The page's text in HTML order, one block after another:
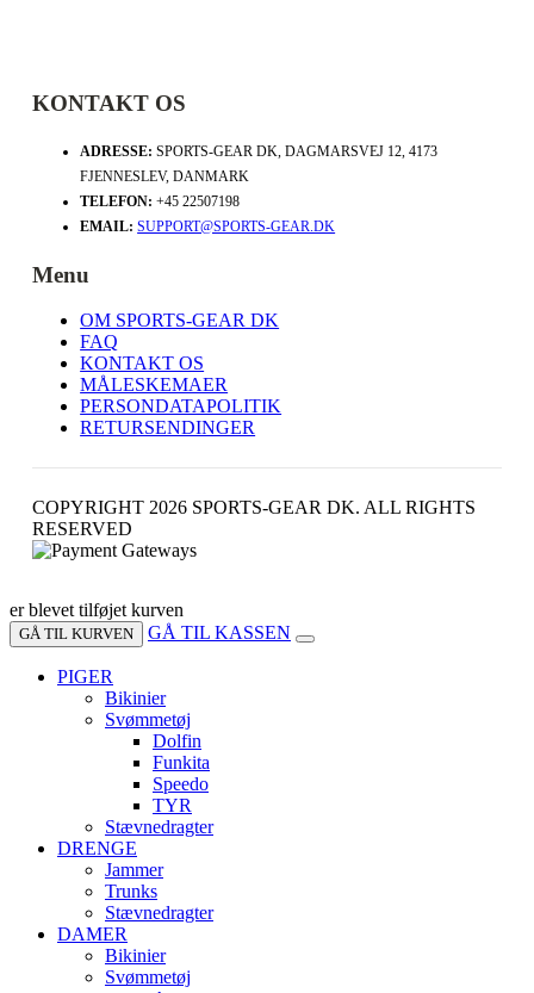
KONTAKT OS
ADRESSE: SPORTS-GEAR DK, DAGMARSVEJ 12, 4173
FJENNESLEV, DANMARK
TELEFON: +45 22507198
EMAIL: SUPPORT@SPORTS-GEAR.DK
Menu
OM SPORTS-GEAR DK
FAQ
KONTAKT OS
MÅLESKEMAER
PERSONDATAPOLITIK
RETURSENDINGER
COPYRIGHT 2026 SPORTS-GEAR DK. ALL RIGHTS
RESERVED
er blevet tilføjet kurven
GÅ TIL KURVEN GÅ TIL KASSEN
PIGER
Bikinier
Svømmetøj
Dolfin
Funkita
Speedo
TYR
Stævnedragter
DRENGE
Jammer
Trunks
Stævnedragter
DAMER
Bikinier
Svømmetøj